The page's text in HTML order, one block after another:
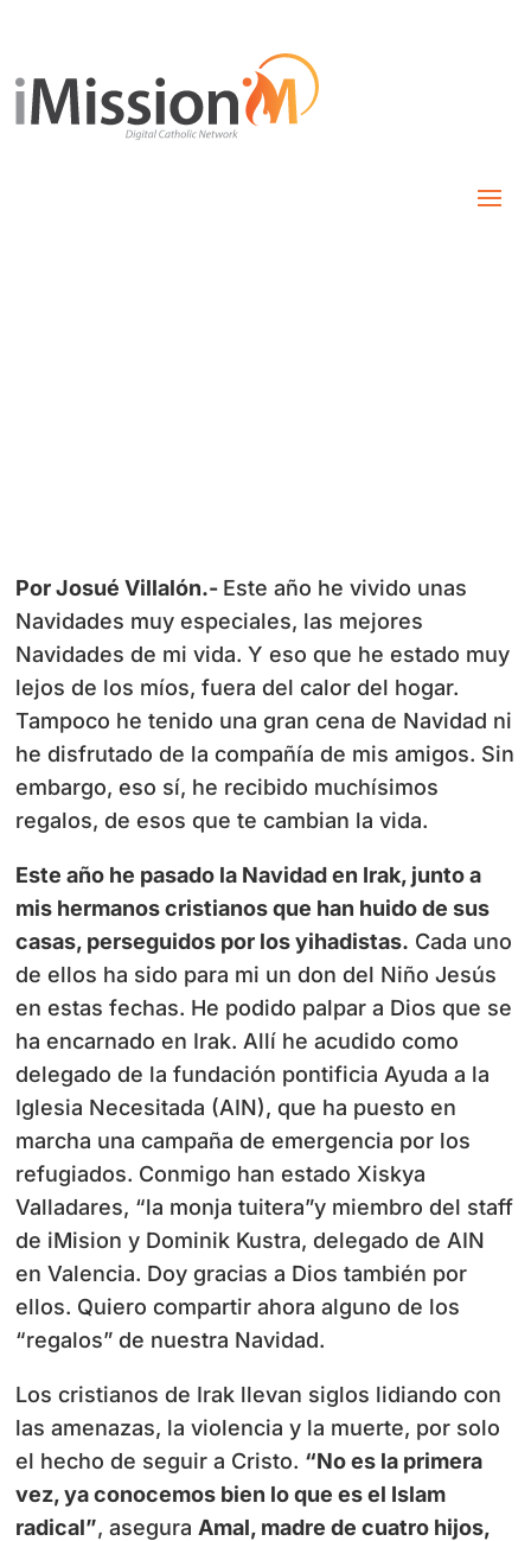
Por Josué Villalón.- Este año he vivido unas
Navidades muy especiales, las mejores
Navidades de mi vida. Y eso que he estado muy
lejos de los míos, fuera del calor del hogar.
Tampoco he tenido una gran cena de Navidad ni
he disfrutado de la compañía de mis amigos. Sin
embargo, eso sí, he recibido muchísimos
regalos, de esos que te cambian la vida.
Este año he pasado la Navidad en Irak, junto a
mis hermanos cristianos que han huido de sus
casas, perseguidos por los yihadistas. Cada uno
de ellos ha sido para mi un don del Niño Jesús
en estas fechas. He podido palpar a Dios que se
ha encarnado en Irak. Allí he acudido como
delegado de la fundación pontificia Ayuda a la
Iglesia Necesitada (AIN), que ha puesto en
marcha una campaña de emergencia por los
refugiados. Conmigo han estado Xiskya
Valladares, “la monja tuitera”y miembro del staff
de iMision y Dominik Kustra, delegado de AIN
en Valencia. Doy gracias a Dios también por
ellos. Quiero compartir ahora alguno de los
“regalos” de nuestra Navidad.
Los cristianos de Irak llevan siglos lidiando con
las amenazas, la violencia y la muerte, por solo
el hecho de seguir a Cristo. “No es la primera
vez, ya conocemos bien lo que es el Islam
radical”, asegura Amal, madre de cuatro hijos,